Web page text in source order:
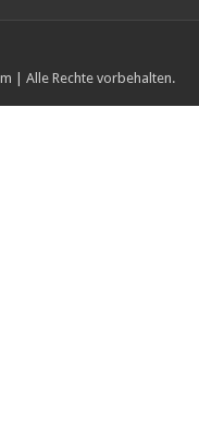
| Alle Rechte vorbehalten.